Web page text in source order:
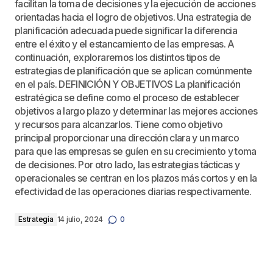
facilitan la toma de decisiones y la ejecución de acciones
orientadas hacia el logro de objetivos. Una estrategia de
planificación adecuada puede significar la diferencia
entre el éxito y el estancamiento de las empresas. A
continuación, exploraremos los distintos tipos de
estrategias de planificación que se aplican comúnmente
en el país. DEFINICIÓN Y OBJETIVOS La planificación
estratégica se define como el proceso de establecer
objetivos a largo plazo y determinar las mejores acciones
y recursos para alcanzarlos. Tiene como objetivo
principal proporcionar una dirección clara y un marco
para que las empresas se guíen en su crecimiento y toma
de decisiones. Por otro lado, las estrategias tácticas y
operacionales se centran en los plazos más cortos y en la
efectividad de las operaciones diarias respectivamente.
Estrategia 14 julio, 2024 0